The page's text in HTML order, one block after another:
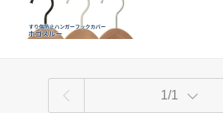
1/1